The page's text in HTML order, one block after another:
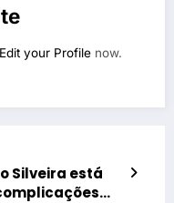
Edit your Profile now.
Silveira está